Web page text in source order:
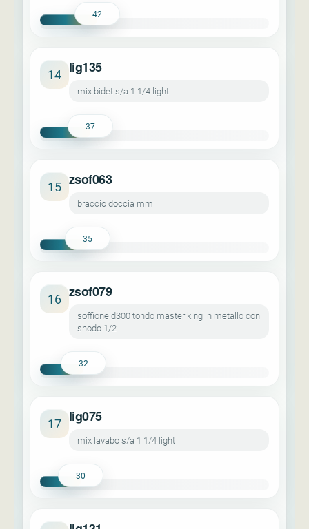
42
14 lig135
mix bidet s/a 1 1/4 light
37
15 zsof063
braccio doccia mm
35
16 zsof079
soffione d300 tondo master king in metallo con
snodo 1/2
32
17 lig075
mix lavabo s/a 1 1/4 light
30